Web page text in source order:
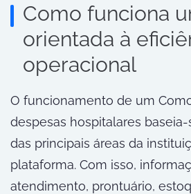
Como funciona
orientada à
operacional
O funcionamento de um
despesas hospitalares
das principais áreas da
plataforma. Com isso,
atendimento, prontuário,